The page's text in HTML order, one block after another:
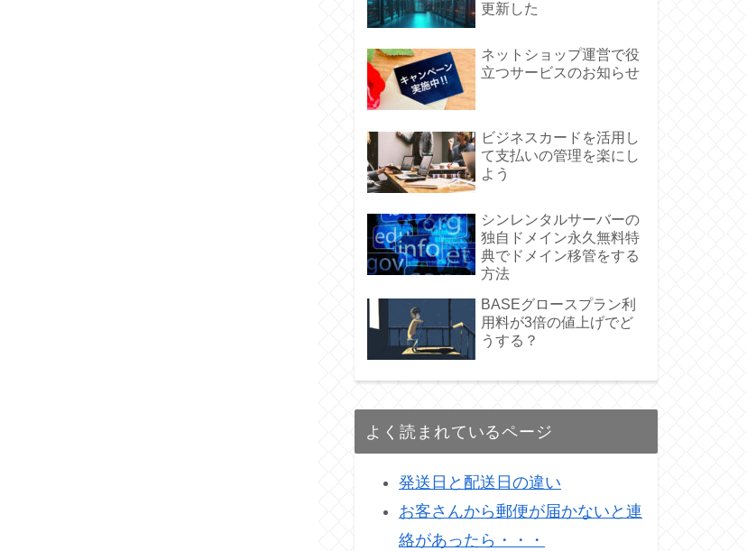
更新した
ネットショップ運営で役
立つサービスのお知らせ
ビジネスカードを活用し
て支払いの管理を楽にし
よう
シンレンタルサーバーの
独自ドメイン永久無料特
典でドメイン移管をする
方法
BASEグロースプラン利
用料が3倍の値上げでど
うする？
よく読まれているページ
発送日と配送日の違い
お客さんから郵便が届かないと連
絡があったら・・・